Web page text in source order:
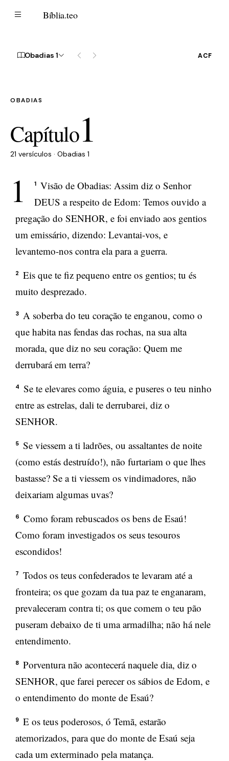
Bíblia.teo
Obadias 1 ACF
OBADIAS
Capítulo1
21 versículos · Obadias 1
1 1
Visão de Obadias: Assim diz o Senhor
DEUS a respeito de Edom: Temos ouvido a
pregação do SENHOR, e foi enviado aos gentios
um emissário, dizendo: Levantai-vos, e
levantemo-nos contra ela para a guerra.
2
Eis que te fiz pequeno entre os gentios; tu és
muito desprezado.
3
A soberba do teu coração te enganou, como o
que habita nas fendas das rochas, na sua alta
morada, que diz no seu coração: Quem me
derrubará em terra?
4
Se te elevares como águia, e puseres o teu ninho
entre as estrelas, dali te derrubarei, diz o
SENHOR.
5
Se viessem a ti ladrões, ou assaltantes de noite
(como estás destruído!), não furtariam o que lhes
bastasse? Se a ti viessem os vindimadores, não
deixariam algumas uvas?
6
Como foram rebuscados os bens de Esaú!
Como foram investigados os seus tesouros
escondidos!
7
Todos os teus confederados te levaram até a
fronteira; os que gozam da tua paz te enganaram,
prevaleceram contra ti; os que comem o teu pão
puseram debaixo de ti uma armadilha; não há nele
entendimento.
8
Porventura não acontecerá naquele dia, diz o
SENHOR, que farei perecer os sábios de Edom, e
o entendimento do monte de Esaú?
9
E os teus poderosos, ó Temã, estarão
atemorizados, para que do monte de Esaú seja
cada um exterminado pela matança.